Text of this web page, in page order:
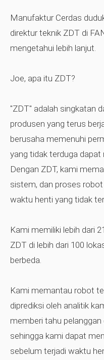
Manufaktur Cerdas
direktur teknik ZDT di
mengetahui lebih lanjut.
Joe, apa itu ZDT?
"ZDT" adalah singkatan
produsen yang terus
berusaha memenuhi
yang tidak terduga dapat
Dengan ZDT, kami
sistem, dan proses
waktu henti yang tidak
Kami memiliki lebih dari
ZDT di lebih dari 100
berbeda.
Kami memantau robot
diprediksi oleh analitik
memberi tahu
sehingga kami dapat
sebelum terjadi waktu